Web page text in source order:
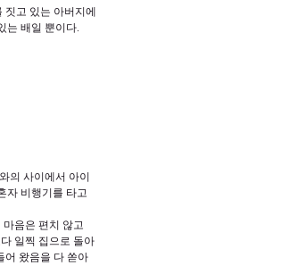
짓고 있는 아버지에
는 배일 뿐이다.
와의 사이에서 아이
자 비행기를 타고
마음은 편치 않고
일찍 집으로 돌아
어 왔음을 다 쏟아